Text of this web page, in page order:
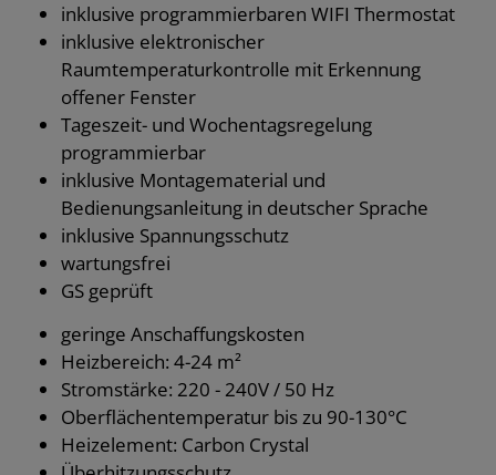
inklusive programmierbaren WIFI Thermostat
inklusive elektronischer
Raumtemperaturkontrolle mit Erkennung
offener Fenster
Tageszeit- und Wochentagsregelung
programmierbar
inklusive Montagematerial und
Bedienungsanleitung in deutscher Sprache
inklusive Spannungsschutz
wartungsfrei
GS geprüft
geringe Anschaffungskosten
Heizbereich: 4-24 m²
Stromstärke: 220 - 240V / 50 Hz
Oberflächentemperatur bis zu 90-130°C
Heizelement: Carbon Crystal